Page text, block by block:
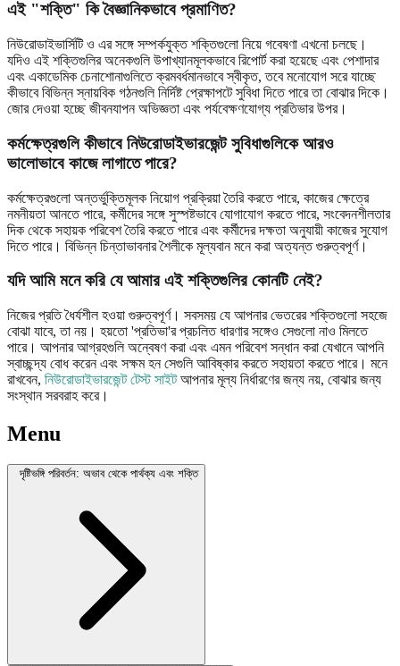
এই "শক্তি" কি বৈজ্ঞানিকভাবে প্রমাণিত?
নিউরোডাইভার্সিটি ও এর সঙ্গে সম্পর্কযুক্ত শক্তিগুলো নিয়ে গবেষণা এখনো চলছে।
যদিও এই শক্তিগুলির অনেকগুলি উপাখ্যানমূলকভাবে রিপোর্ট করা হয়েছে এবং পেশাদার
এবং একাডেমিক চেনাশোনাগুলিতে ক্রমবর্ধমানভাবে স্বীকৃত, তবে মনোযোগ সরে যাচ্ছে
কীভাবে বিভিন্ন স্নায়বিক গঠনগুলি নির্দিষ্ট প্রেক্ষাপটে সুবিধা দিতে পারে তা বোঝার দিকে।
জোর দেওয়া হচ্ছে জীবনযাপন অভিজ্ঞতা এবং পর্যবেক্ষণযোগ্য প্রতিভার উপর।
কর্মক্ষেত্রগুলি কীভাবে নিউরোডাইভারজেন্ট সুবিধাগুলিকে আরও
ভালোভাবে কাজে লাগাতে পারে?
কর্মক্ষেত্রগুলো অন্তর্ভুক্তিমূলক নিয়োগ প্রক্রিয়া তৈরি করতে পারে, কাজের ক্ষেত্রে
নমনীয়তা আনতে পারে, কর্মীদের সঙ্গে সুস্পষ্টভাবে যোগাযোগ করতে পারে, সংবেদনশীলতার
দিক থেকে সহায়ক পরিবেশ তৈরি করতে পারে এবং কর্মীদের দক্ষতা অনুযায়ী কাজের সুযোগ
দিতে পারে। বিভিন্ন চিন্তাভাবনার শৈলীকে মূল্যবান মনে করা অত্যন্ত গুরুত্বপূর্ণ।
যদি আমি মনে করি যে আমার এই শক্তিগুলির কোনটি নেই?
নিজের প্রতি ধৈর্যশীল হওয়া গুরুত্বপূর্ণ। সবসময় যে আপনার ভেতরের শক্তিগুলো সহজে
বোঝা যাবে, তা নয়। হয়তো 'প্রতিভা'র প্রচলিত ধারণার সঙ্গেও সেগুলো নাও মিলতে
পারে। আপনার আগ্রহগুলি অন্বেষণ করা এবং এমন পরিবেশ সন্ধান করা যেখানে আপনি
স্বাচ্ছন্দ্য বোধ করেন এবং সক্ষম হন সেগুলি আবিষ্কার করতে সহায়তা করতে পারে। মনে
রাখবেন, নিউরোডাইভারজেন্ট টেস্ট সাইটআপনার মূল্য নির্ধারণের জন্য নয়, বোঝার জন্য
সংস্থান সরবরাহ করে।
Menu
দৃষ্টিভঙ্গি পরিবর্তন: অভাব থেকে পার্থক্য এবং শক্তি